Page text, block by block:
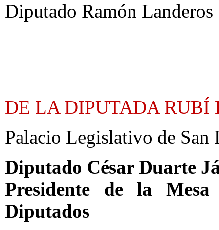
Diputado Ramón
DE LA DIPUTADA RUBÍ
Palacio Legislativo de San
Diputado César Duarte
Presidente de la
Diputados